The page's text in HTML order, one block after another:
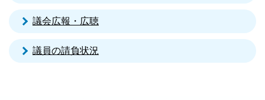
議会広報・広聴
議員の請負状況